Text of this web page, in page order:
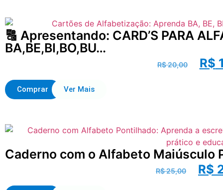
🔠 Apresentando: CARD’S PARA
BA,BE,BI,BO,BU…
R$20,00 R$
Comprar Ver Mais
Caderno com o Alfabeto Maiúsculo
R$25,00 R$